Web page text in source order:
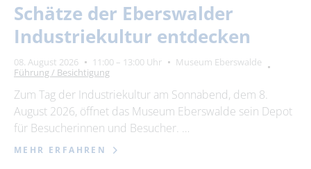
Schätze der Eberswalder
Industriekultur entdecken
08. August 2026 11:00 – 13:00 Uhr
Museum Eberswalde
Führung / Besichtigung
Zum Tag der Industriekultur am Sonnabend, dem 8.
August 2026, öffnet das Museum Eberswalde sein Depot
für Besucherinnen und Besucher. …
MEHR ERFAHREN